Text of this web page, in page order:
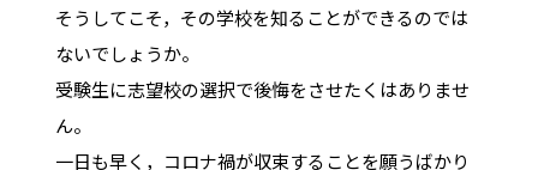
そうしてこそ，その学校を知ることができるのでは
ないでしょうか。
受験生に志望校の選択で後悔をさせたくはありませ
ん。
一日も早く，コロナ禍が収束することを願うばかり